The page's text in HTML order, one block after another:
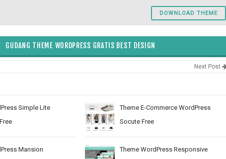
DOWNLOAD THEME
GUDANG THEME WORDPRESS GRATIS BEST DESIGN
Next Post
Simple Lite
Theme E-Commerce WordPress
Socute Free
Mansion
Theme WordPress Responsive